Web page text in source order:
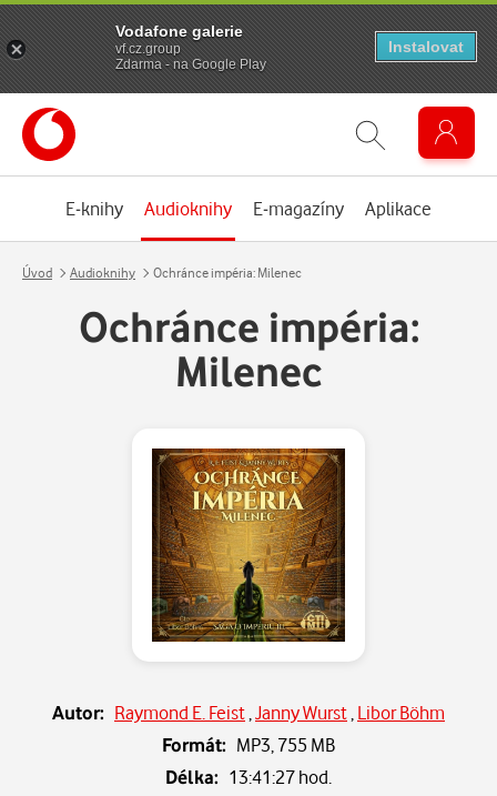
E-knihy Audioknihy E-magazíny Aplikace
Úvod Audioknihy Ochránce impéria: Milenec
Ochránce impéria:
Milenec
Autor: Raymond E. Feist Janny Wurst Libor Böhm
Formát: MP3, 755 MB
Délka: 13:41:27 hod.
Vodafone galerie
vf.cz.group
Zdarma - na Google Play
Instalovat